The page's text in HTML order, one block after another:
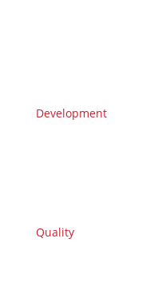
Development
Quality